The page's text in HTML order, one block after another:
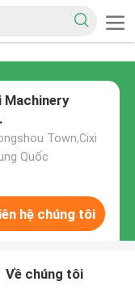
Machinery
Town,Cixi
Quốc
hệ chúng tôi
Về chúng tôi